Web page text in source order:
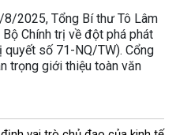
8/2025, Tổng Bí thư Tô Lâm
Chính trị về đột phá phát
số 71-NQ/TW). Cổng
trọng giới thiệu toàn văn